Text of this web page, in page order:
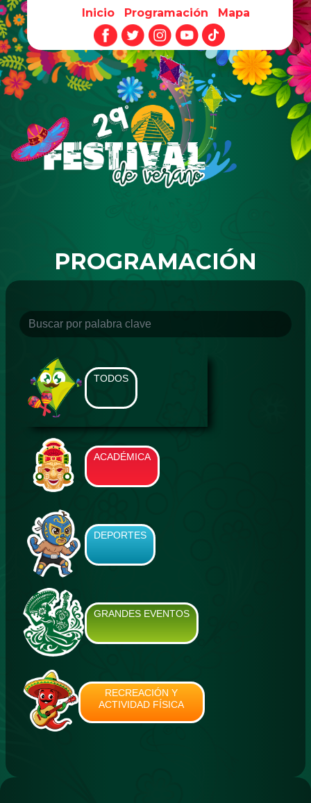
Pasar al contenido principal
Inicio Programación Mapa
PROGRAMACIÓN
TODOS
ACADÉMICA
DEPORTES
GRANDES EVENTOS
RECREACIÓN Y
ACTIVIDAD FÍSICA